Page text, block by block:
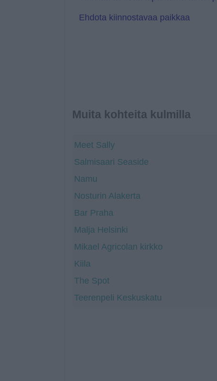
e
Ehdota kiinnostavaa paikkaa
Muita kohteita kulmilla
Meet Sally
Salmisaari Seaside
Namu
Nosturin Alakerta
Bar Praha
Malja Helsinki
Mikael Agricolan kirkko
Kiila
The Spot
Teerenpeli Keskuskatu